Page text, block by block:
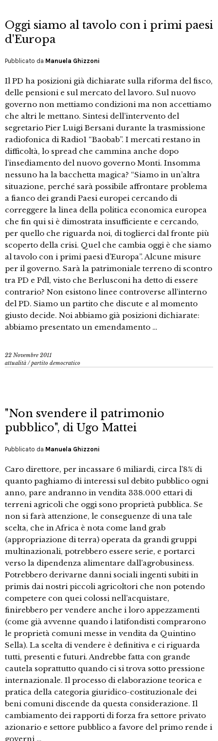
Oggi siamo al tavolo con i primi paesi
d'Europa
Pubblicato da Manuela Ghizzoni
Il PD ha posizioni già dichiarate sulla riforma del fisco,
delle pensioni e sul mercato del lavoro. Sul nuovo
governo non mettiamo condizioni ma non accettiamo
che altri le mettano. Sintesi dell’intervento del
segretario Pier Luigi Bersani durante la trasmissione
radiofonica di Radio1 “Baobab”. I mercati restano in
difficoltà, lo spread che cammina anche dopo
l’insediamento del nuovo governo Monti. Insomma
nessuno ha la bacchetta magica? “Siamo in un’altra
situazione, perché sarà possibile affrontare problema
a fianco dei grandi Paesi europei cercando di
correggere la linea della politica economica europea
che fin qui si è dimostrata insufficiente e cercando,
per quello che riguarda noi, di toglierci dal fronte più
scoperto della crisi. Quel che cambia oggi è che siamo
al tavolo con i primi paesi d’Europa”. Alcune misure
per il governo. Sarà la patrimoniale terreno di scontro
tra PD e Pdl, visto che Berlusconi ha detto di essere
contrario? Non esistono linee controverse all’interno
del PD. Siamo un partito che discute e al momento
giusto decide. Noi abbiamo già posizioni dichiarate:
abbiamo presentato un emendamento …
22 Novembre 2011
attualità /partito democratico
"Non svendere il patrimonio
pubblico", di Ugo Mattei
Pubblicato da Manuela Ghizzoni
Caro direttore, per incassare 6 miliardi, circa l’8% di
quanto paghiamo di interessi sul debito pubblico ogni
anno, pare andranno in vendita 338.000 ettari di
terreni agricoli che oggi sono proprietà pubblica. Se
non si farà attenzione, le conseguenze di una tale
scelta, che in Africa è nota come land grab
(appropriazione di terra) operata da grandi gruppi
multinazionali, potrebbero essere serie, e portarci
verso la dipendenza alimentare dall’agrobusiness.
Potrebbero derivarne danni sociali ingenti subiti in
primis dai nostri piccoli agricoltori che non potendo
competere con quei colossi nell’acquistare,
finirebbero per vendere anche i loro appezzamenti
(come già avvenne quando i latifondisti comprarono
le proprietà comuni messe in vendita da Quintino
Sella). La scelta di vendere è definitiva e ci riguarda
tutti, presenti e futuri. Andrebbe fatta con grande
cautela soprattutto quando ci si trova sotto pressione
internazionale. Il processo di elaborazione teorica e
pratica della categoria giuridico-costituzionale dei
beni comuni discende da questa considerazione. Il
cambiamento dei rapporti di forza fra settore privato
azionario e settore pubblico a favore del primo rende i
governi …